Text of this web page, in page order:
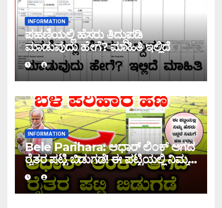
INFORMATION
ಪಹಣಿಯಲ್ಲಿ ಹೆಸರು ತಿದ್ದುಪಡಿ
ಮಾಡುವುದು ಹೇಗೆ? ಮಾಹಿತಿ ಇಲ್ಲಿದೆ
INFORMATION
Bele Parihara: ಆಧಾರ್ ಲಿಂಕ್ ಆಗದ
ರೈತರ ಪಟ್ಟಿ ಬಿಡುಗಡೆ! ಈ ಪಟ್ಟಿಯಲ್ಲಿ ನಿಮ್ಮ
ಹೆಸರು ಇದ್ದರೆ ನಿಮಗೆ ಹಣ ಜಮಾ ಆಗಲ್ಲ !